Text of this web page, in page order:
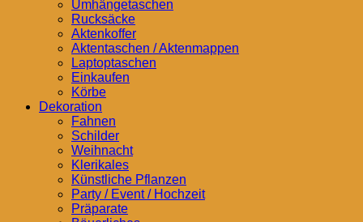
Umhängetaschen
Rucksäcke
Aktenkoffer
Aktentaschen / Aktenmappen
Laptoptaschen
Einkaufen
Körbe
Dekoration
Fahnen
Schilder
Weihnacht
Klerikales
Künstliche Pflanzen
Party / Event / Hochzeit
Präparate